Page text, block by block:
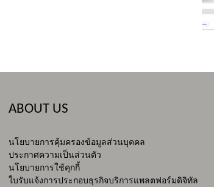
ABOUT US
นโยบายการคุ้มครองข้อมูลส่วนบุคคล
ประกาศความเป็นส่วนตัว
นโยบายการใช้คุกกี้
ใบรับแจ้งการประกอบธุรกิจบริการแพลตฟอร์มดิจิทัล